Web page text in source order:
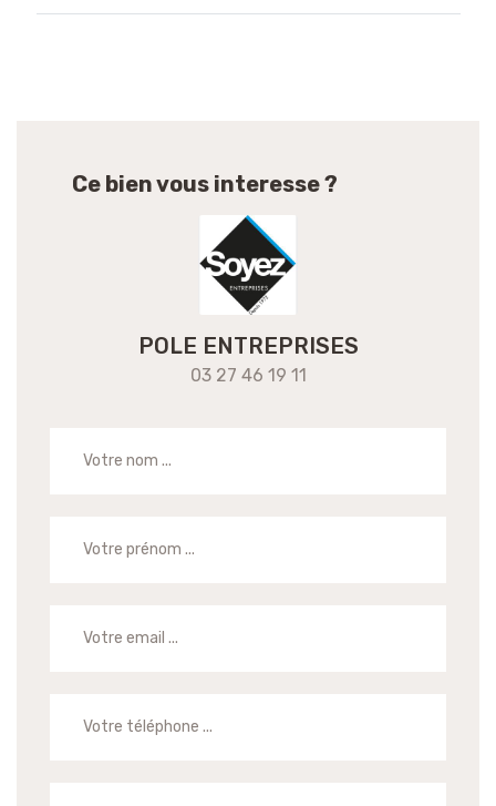
Ce bien vous interesse ?
POLE ENTREPRISES
03 27 46 19 11